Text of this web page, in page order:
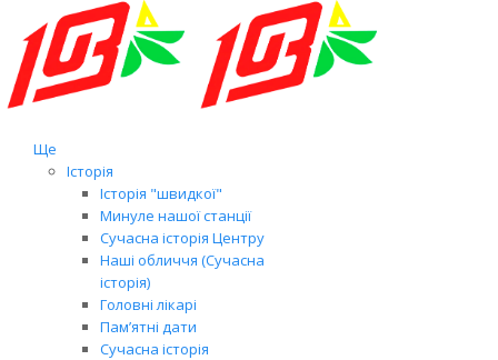
Ще
Історія
Історія "швидкої"
Минуле нашої станції
Сучасна історія Центру
Наші обличчя (Сучасна
історія)
Головні лікарі
Пам’ятні дати
Сучасна історія